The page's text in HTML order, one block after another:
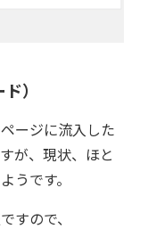
）
ージに流入した
が、現状、ほと
うです。
すので、